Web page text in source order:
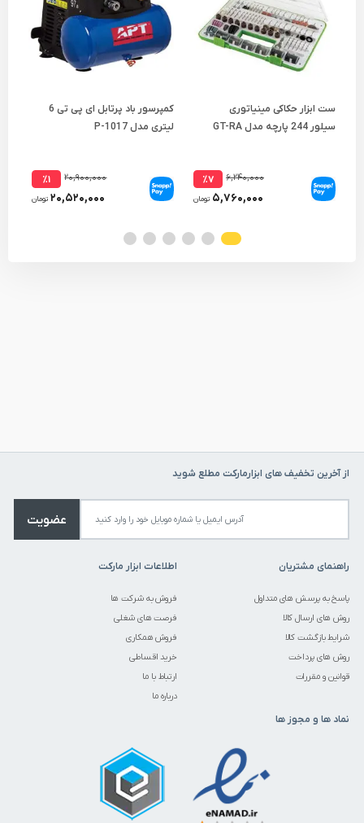
ست ابزار حکاکی مینیاتوری
سیلور 244 پارچه مدل GT-RA
۶,۲۴۰,۰۰۰ ٪۷
۵,۷۶۰,۰۰۰ تومان
کمپرسور باد پرتابل ای پی تی 6
لیتری مدل P-1017
۲۰,۹۰۰,۰۰۰ ٪۱
۲۰,۵۲۰,۰۰۰ تومان
از آخرین تخفیف های ابزارمارکت مطلع شوید
عضویت
راهنمای مشتریان
پاسخ به پرسش های متداول
روش های ارسال کالا
شرایط بازگشت کالا
روش های پرداخت
قوانین و مقررات
اطلاعات ابزار مارکت
فروش به شرکت ها
فرصت های شغلی
فروش همکاری
خرید اقساطی
ارتباط با ما
درباره ما
نماد ها و مجوز ها